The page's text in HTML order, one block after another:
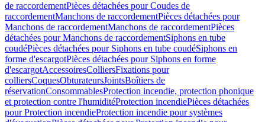
de raccordementPièces détachées pour Coudes de
raccordementManchons de raccordementPièces détachées pour
Manchons de raccordementManchons de raccordementPièces
détachées pour Manchons de raccordementSiphons en tube
coudéPièces détachées pour Siphons en tube coudéSiphons en
forme d'escargotPièces détachées pour Siphons en forme
d'escargotAccessoiresColliersFixations pour
colliersCoquesObturateursJointsBoîtiers de
réservationConsommablesProtection incendie, protection phonique
et protection contre l'humiditéProtection incendiePièces détachées
pour Protection incendieProtection incendie pour systèmes